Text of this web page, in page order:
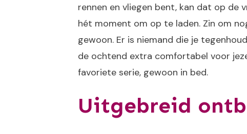
rennen en vliegen bent, kan dat op de
hét moment om op te laden. Zin om
gewoon. Er is niemand die je
de ochtend extra comfortabel voor
favoriete serie, gewoon in bed.
Uitgebreid